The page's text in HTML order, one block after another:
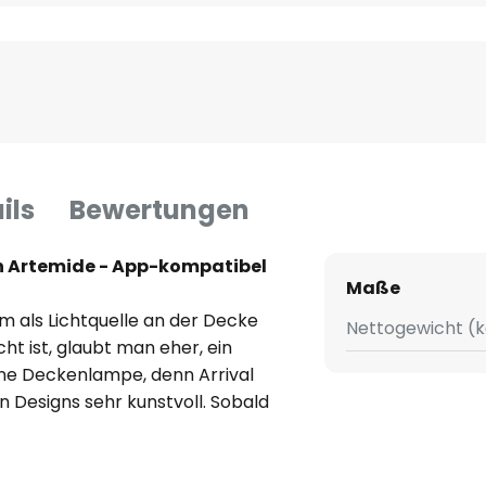
Bewertungen
Artemide - App-kompatibel
als Lichtquelle an der Decke
ist, glaubt man eher, ein
Deckenlampe, denn Arrival
sehr kunstvoll. Sobald
Maße
Nettogewicht